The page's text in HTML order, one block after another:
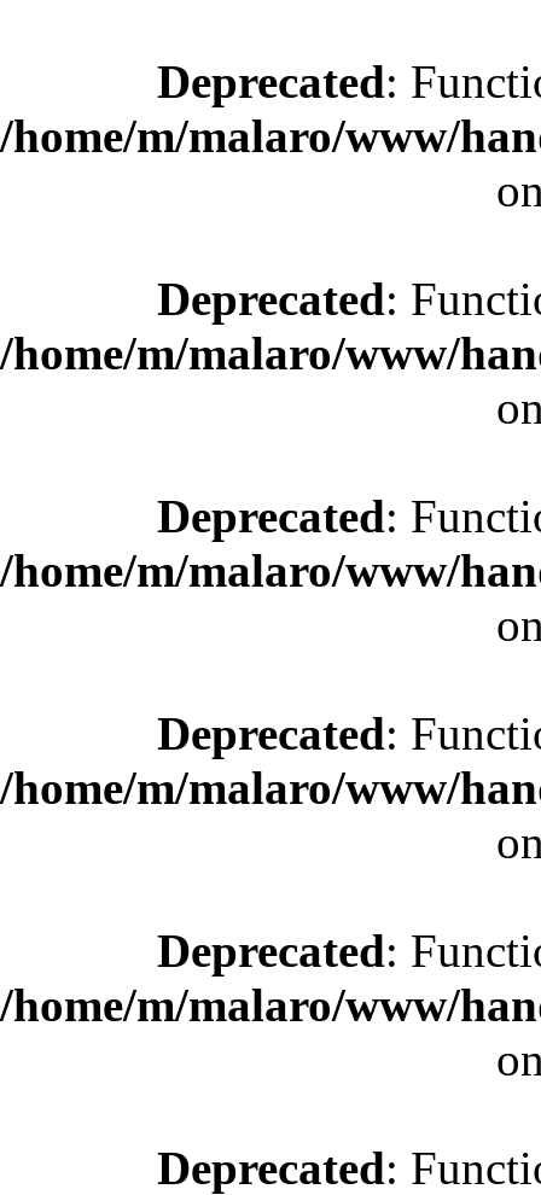
Deprecated:
/home/m/malaro/www/
Deprecated:
/home/m/malaro/www/
Deprecated:
/home/m/malaro/www/
Deprecated:
/home/m/malaro/www/
Deprecated:
/home/m/malaro/www/
Deprecated: